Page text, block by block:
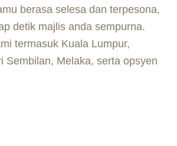
berasa selesa dan terpesona,
detik majlis anda sempurna.
termasuk Kuala Lumpur,
Sembilan, Melaka, serta opsyen